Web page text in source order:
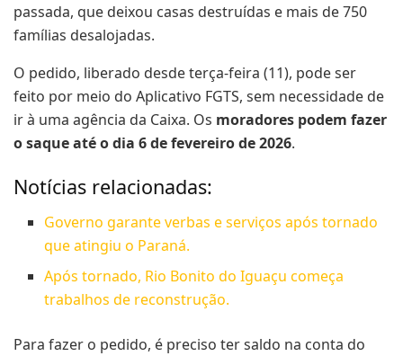
passada, que deixou casas destruídas e mais de 750
famílias desalojadas.
O pedido, liberado desde terça-feira (11), pode ser
feito por meio do Aplicativo FGTS, sem necessidade de
ir à uma agência da Caixa. Os moradores podem fazer
o saque até o dia 6 de fevereiro de 2026.
Notícias relacionadas:
Governo garante verbas e serviços após tornado
que atingiu o Paraná.
Após tornado, Rio Bonito do Iguaçu começa
trabalhos de reconstrução.
Para fazer o pedido, é preciso ter saldo na conta do